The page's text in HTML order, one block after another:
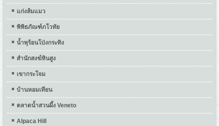
แก่งส้มแมว
พิพิธภัณฑ์ภโวทัย
น้ำพุร้อนโป่งกระทิง
สำนักสงฆ์หินสูง
เขากระโจม
บ้านหอมเทียน
ตลาดน้ำสวนผึ้ง Veneto
Alpaca Hill